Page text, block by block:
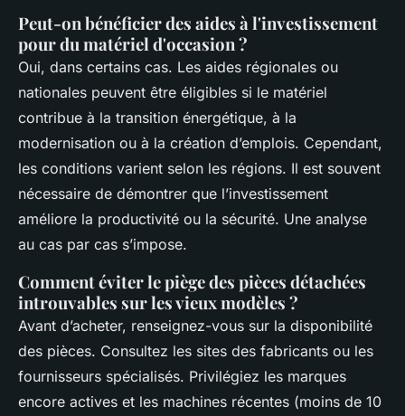
Peut-on bénéficier des aides à l'investissement
pour du matériel d'occasion ?
Oui, dans certains cas. Les aides régionales ou
nationales peuvent être éligibles si le matériel
contribue à la transition énergétique, à la
modernisation ou à la création d’emplois. Cependant,
les conditions varient selon les régions. Il est souvent
nécessaire de démontrer que l’investissement
améliore la productivité ou la sécurité. Une analyse
au cas par cas s’impose.
Comment éviter le piège des pièces détachées
introuvables sur les vieux modèles ?
Avant d’acheter, renseignez-vous sur la disponibilité
des pièces. Consultez les sites des fabricants ou les
fournisseurs spécialisés. Privilégiez les marques
encore actives et les machines récentes (moins de 10